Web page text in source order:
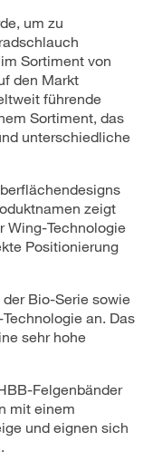
um zu
Sortiment von
den Markt
führende
Sortiment, das
unterschiedliche
zeigt
Wing-Technologie
Positionierung
Bio-Serie sowie
an. Das
sehr hohe
Felgenbänder
mit einem
und eignen sich